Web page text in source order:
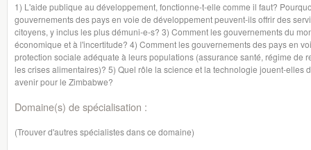
1) L'aide publique au développement, fonctionne-t-elle comme il faut?
gouvernements des pays en voie de développement peuvent-ils offrir des
citoyens, y inclus les plus démuni-e-s? 3) Comment les gouvernements du
économique et à l'incertitude? 4) Comment les gouvernements des pays en
protection sociale adéquate à leurs populations (assurance santé, régime de
les crises alimentaires)? 5) Quel rôle la science et la technologie jouent-elles
avenir pour le Zimbabwe?
Domaine(s) de spécialisation :
(Trouver d'autres spécialistes dans ce domaine)